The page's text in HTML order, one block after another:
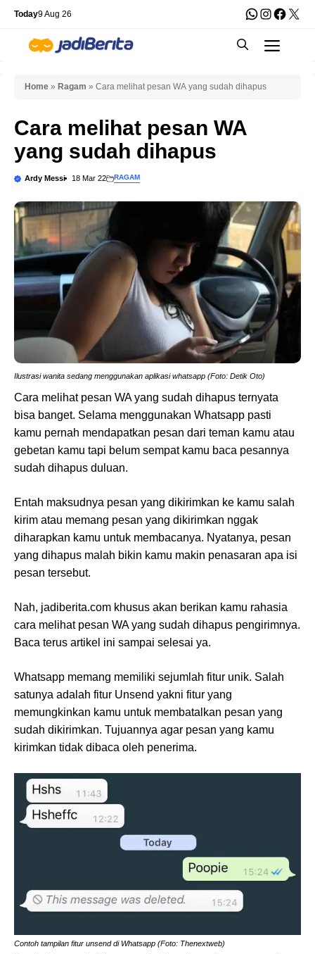
Skip
content
Today9 Aug 26 WhatsApp
X
Home » Ragam » Cara melihat pesan WA yang sudah dihapus
Cara melihat pesan WA
yang sudah dihapus
Ardy Messi 18 Mar 22 RAGAM
Ilustrasi wanita sedang menggunakan aplikasi whatsapp (Foto: Detik Oto)
Cara melihat pesan WA yang sudah dihapus ternyata
bisa banget. Selama menggunakan Whatsapp pasti
kamu pernah mendapatkan pesan dari teman kamu atau
gebetan kamu tapi belum sempat kamu baca pesannya
sudah dihapus duluan.
Entah maksudnya pesan yang dikirimkan ke kamu salah
kirim atau memang pesan yang dikirimkan nggak
diharapkan kamu untuk membacanya. Nyatanya, pesan
yang dihapus malah bikin kamu makin penasaran apa isi
pesan tersebut.
Nah, jadiberita.com khusus akan berikan kamu rahasia
cara melihat pesan WA yang sudah dihapus pengirimnya.
Baca terus artikel ini sampai selesai ya.
Whatsapp memang memiliki sejumlah fitur unik. Salah
satunya adalah fitur Unsend yakni fitur yang
memungkinkan kamu untuk membatalkan pesan yang
sudah dikirimkan. Tujuannya agar pesan yang kamu
kirimkan tidak dibaca oleh penerima.
Contoh tampilan fitur unsend di Whatsapp (Foto: Thenextweb)